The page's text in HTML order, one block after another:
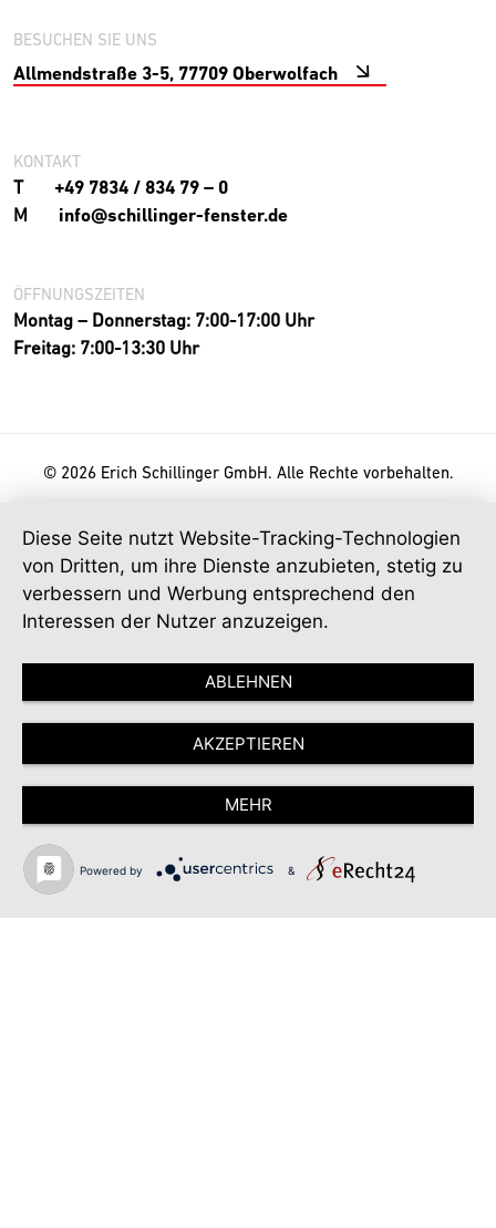
BESUCHEN SIE UNS
Allmendstraße 3-5, 77709 Oberwolfach
KONTAKT
T
+49 7834 / 834 79 – 0
M
info@schillinger-fenster.de
ÖFFNUNGSZEITEN
Montag – Donnerstag: 7:00-17:00 Uhr
Freitag: 7:00-13:30 Uhr
© 2026 Erich Schillinger GmbH. Alle Rechte vorbehalten.
Diese Seite nutzt Website-Tracking-Technologien
von Dritten, um ihre Dienste anzubieten, stetig zu
verbessern und Werbung entsprechend den
Interessen der Nutzer anzuzeigen.
ABLEHNEN
AKZEPTIEREN
MEHR
Powered by &